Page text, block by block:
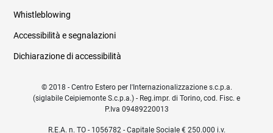
Whistleblowing
Accessibilità e segnalazioni
Dichiarazione di accessibilità
© 2018 - Centro Estero per l'Internazionalizzazione s.c.p.a.
(siglabile Ceipiemonte S.c.p.a.) - Reg.impr. di Torino, cod. Fisc. e
P.Iva 09489220013
R.E.A. n. TO - 1056782 - Capitale Sociale € 250.000 i.v.